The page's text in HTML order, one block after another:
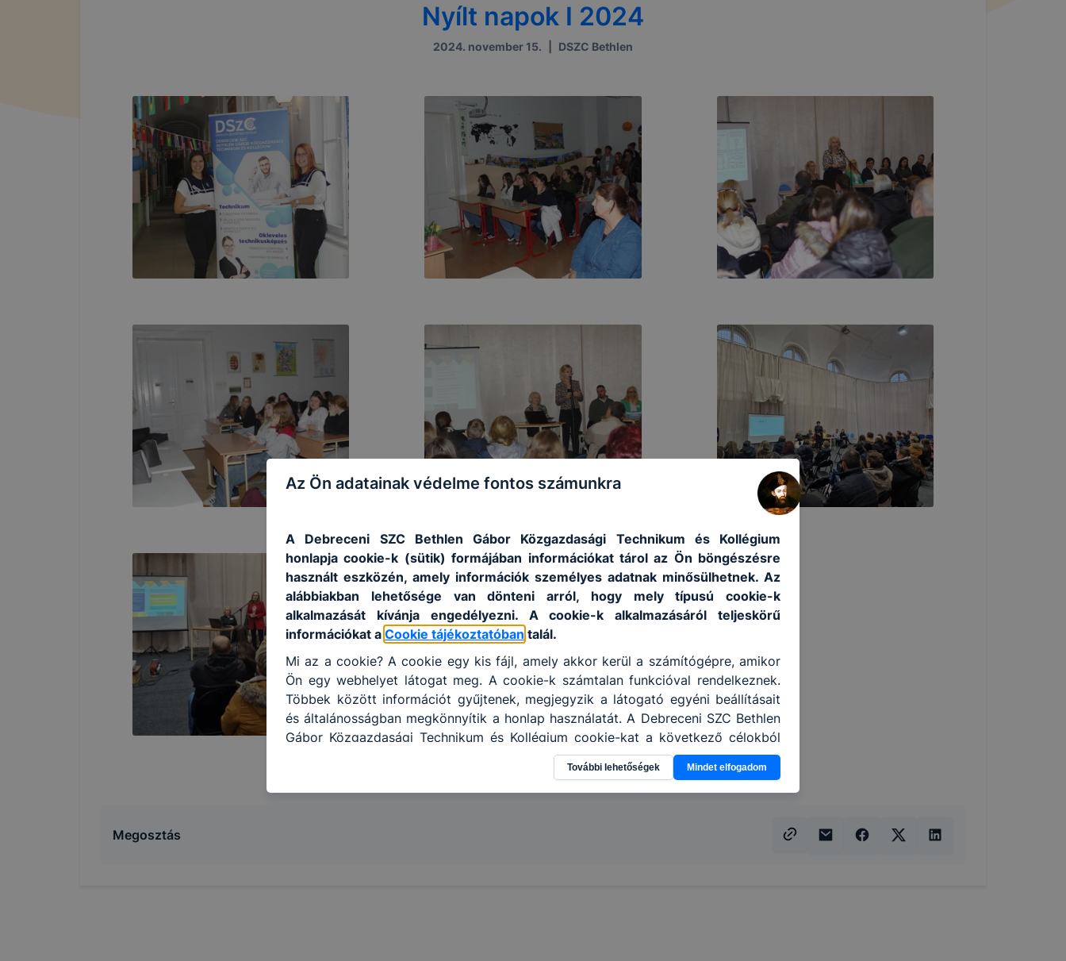
Nyílt napok I 2024
2024. november 15. DSZC Bethlen
Megosztás
Az Ön adatainak védelme fontos számunkra
A Debreceni SZC Bethlen Gábor Közgazdasági Technikum és Kollégium
honlapja cookie-k (sütik) formájában információkat tárol az Ön böngészésre
használt eszközén, amely információk személyes adatnak minősülhetnek. Az
alábbiakban lehetősége van dönteni arról, hogy mely típusú cookie-k
alkalmazását kívánja engedélyezni. A cookie-k alkalmazásáról teljeskörű
információkat a Cookie tájékoztatóban talál.
Mi az a cookie? A cookie egy kis fájl, amely akkor kerül a számítógépre, amikor
Ön egy webhelyet látogat meg. A cookie-k számtalan funkcióval rendelkeznek.
Többek között információt gyűjtenek, megjegyzik a látogató egyéni beállításait
és általánosságban megkönnyítik a honlap használatát. A Debreceni SZC Bethlen
Gábor Közgazdasági Technikum és Kollégium cookie-kat a következő célokból
használja: információ gyűjtése azzal kapcsolatban, hogyan használja Ön a
honlapot -annak felmérésével, hogy a honlap melyik részeit látogatja, vagy
használja leginkább, így megtudhatjuk, hogyan biztosítsunk Önnek még jobb
További lehetőségek Mindet elfogadom